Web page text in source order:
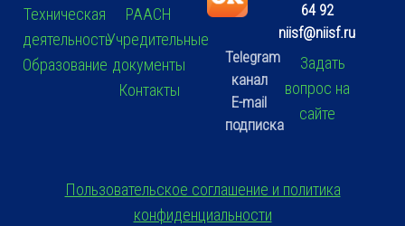
Техническая
деятельность
Образование
РААСН
Учредительные
документы
Контакты
Telegram
канал
E-mail
подписка
64 92
niisf@niisf.ru
Задать
вопрос на
сайте
Пользовательское соглашение и политика
конфиденциальности